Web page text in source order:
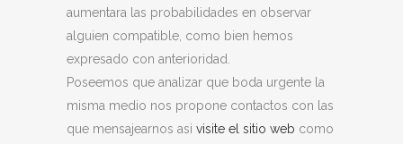
aumentara las probabilidades en observar
alguien compatible, como bien hemos
expresado con anterioridad.
Poseemos que analizar que boda urgente la
misma medio nos propone contactos con las
que mensajearnos asi­ visite el sitio web como